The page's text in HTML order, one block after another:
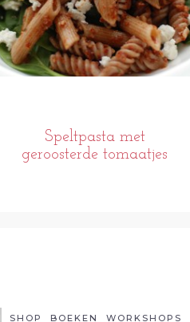
Speltpasta met
geroosterde tomaatjes
SHOP BOEKEN WORKSHOPS